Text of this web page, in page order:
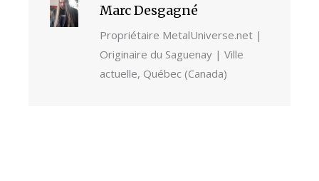
Marc Desgagné
Propriétaire MetalUniverse.net |
Originaire du Saguenay | Ville
actuelle, Québec (Canada)